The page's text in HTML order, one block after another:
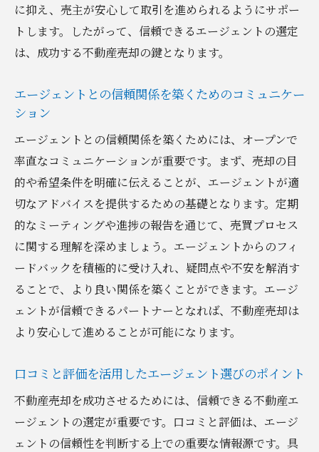
に抑え、売主が安心して取引を進められるようにサポー
トします。したがって、信頼できるエージェントの選定
は、成功する不動産売却の鍵となります。
エージェントとの信頼関係を築くためのコミュニケー
ション
エージェントとの信頼関係を築くためには、オープンで
率直なコミュニケーションが重要です。まず、売却の目
的や希望条件を明確に伝えることが、エージェントが適
切なアドバイスを提供するための基礎となります。定期
的なミーティングや進捗の報告を通じて、売買プロセス
に関する理解を深めましょう。エージェントからのフィ
ードバックを積極的に受け入れ、疑問点や不安を解消す
ることで、より良い関係を築くことができます。エージ
ェントが信頼できるパートナーとなれば、不動産売却は
より安心して進めることが可能になります。
口コミと評価を活用したエージェント選びのポイント
不動産売却を成功させるためには、信頼できる不動産エ
ージェントの選定が重要です。口コミと評価は、エージ
ェントの信頼性を判断する上での重要な情報源です。具